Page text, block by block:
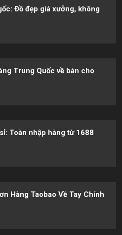
Đồ đẹp giá xưởng, không
Trung Quốc về bán cho
Toàn nhập hàng từ 1688
Hàng Taobao Về Tay Chính